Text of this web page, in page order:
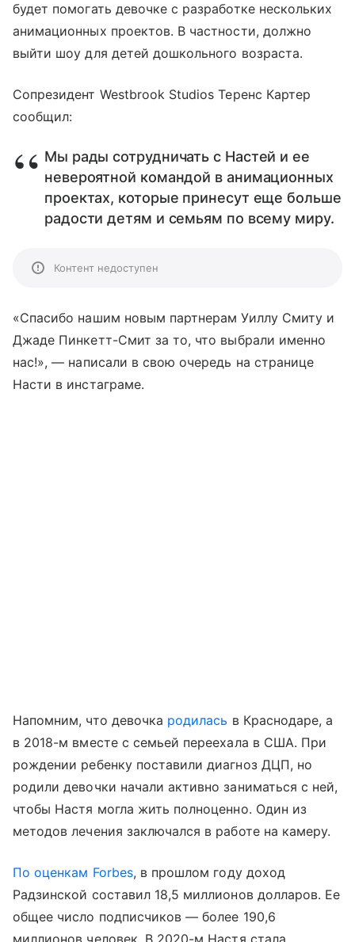
будет помогать девочке с разработке нескольких
анимационных проектов. В частности, должно
выйти шоу для детей дошкольного возраста.
Сопрезидент Westbrook Studios Теренс Картер
сообщил:
Мы рады сотрудничать с Настей и ее
невероятной командой в анимационных
проектах, которые принесут еще больше
радости детям и семьям по всему миру.
Контент недоступен
«Спасибо нашим новым партнерам Уиллу Смиту и
Джаде Пинкетт-Смит за то, что выбрали именно
нас!», — написали в свою очередь на странице
Насти в инстаграме.
Напомним, что девочка родилась в Краснодаре, а
в 2018-м вместе с семьей переехала в США. При
рождении ребенку поставили диагноз ДЦП, но
родили девочки начали активно заниматься с ней,
чтобы Настя могла жить полноценно. Один из
методов лечения заключался в работе на камеру.
По оценкам Forbes, в прошлом году доход
Радзинской составил 18,5 миллионов долларов. Ее
общее число подписчиков — более 190,6
миллионов человек. В 2020-м Настя стала